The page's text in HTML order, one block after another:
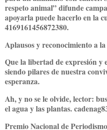
respeto animal” difunde
apoyarla puede hacerlo en la
4169161456872380.
Aplausos y reconocimiento a
Que la libertad de expresión y
siendo pilares de nuestra
esperanza.
Ah, y no se le olvide, lector:
el agua y las plantas.
Premio Nacional de